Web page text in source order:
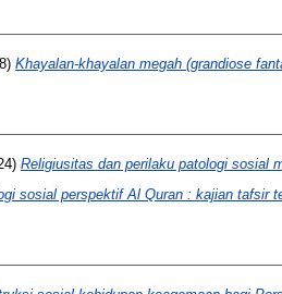
Khayalan-khayalan megah (grandiose
Religiusitas dan perilaku patologi sosial
sosial perspektif Al Quran : kajian tafsir